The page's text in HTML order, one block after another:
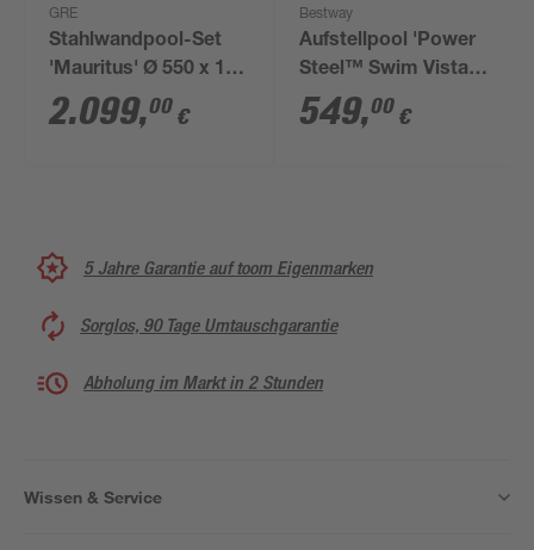
GRE
Stahlwandpool-Set
'Mauritus' Ø 550 x 132
cm mit
Sicherheitsleiter und
2.099,00 €
Bestway
Aufstellpool 'Power
Steel™ Swim Vista
Series™' Komplett-
Set mit
549,00 €
5 Jahre Garantie auf toom Eigenmarken
Sorglos, 90 Tage Umtauschgarantie
Abholung im Markt in 2 Stunden
Wissen & Service